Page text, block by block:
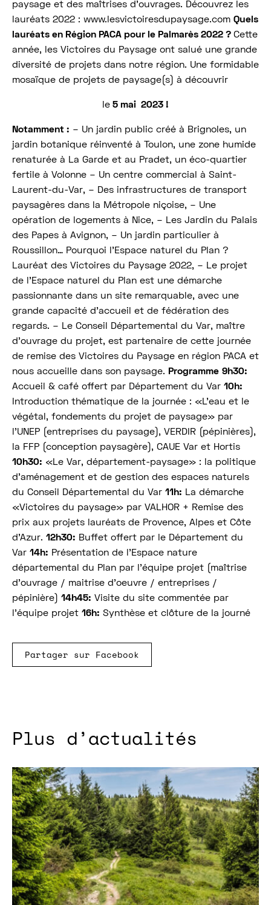
paysage et des maîtrises d’ouvrages. Découvrez les
lauréats 2022 : www.lesvictoiresdupaysage.com Quels
lauréats en Région PACA pour le Palmarès 2022 ? Cette
année, les Victoires du Paysage ont salué une grande
diversité de projets dans notre région. Une formidable
mosaïque de projets de paysage(s) à découvrir
le 5 mai 2023 !
Notamment : – Un jardin public créé à Brignoles, un
jardin botanique réinventé à Toulon, une zone humide
renaturée à La Garde et au Pradet, un éco-quartier
fertile à Volonne – Un centre commercial à Saint-
Laurent-du-Var, – Des infrastructures de transport
paysagères dans la Métropole niçoise, – Une
opération de logements à Nice, – Les Jardin du Palais
des Papes à Avignon, – Un jardin particulier à
Roussillon… Pourquoi l’Espace naturel du Plan ?
Lauréat des Victoires du Paysage 2022, – Le projet
de l’Espace naturel du Plan est une démarche
passionnante dans un site remarquable, avec une
grande capacité d’accueil et de fédération des
regards. – Le Conseil Départemental du Var, maître
d’ouvrage du projet, est partenaire de cette journée
de remise des Victoires du Paysage en région PACA et
nous accueille dans son paysage.
Programme 9h30:
Accueil & café offert par Département du Var 10h:
Introduction thématique de la journée : «L’eau et le
végétal, fondements du projet de paysage» par
l’UNEP (entreprises du paysage), VERDIR (pépinières),
la FFP (conception paysagère), CAUE Var et Hortis
10h30: «Le Var, département-paysage» : la politique
d’aménagement et de gestion des espaces naturels
du Conseil Départemental du Var 11h: La démarche
«Victoires du paysage» par VALHOR + Remise des
prix aux projets lauréats de Provence, Alpes et Côte
d’Azur. 12h30: Buffet offert par le Département du
Var 14h: Présentation de l’Espace nature
départemental du Plan par l’équipe projet (maîtrise
d’ouvrage / maitrise d’oeuvre / entreprises /
pépinière) 14h45: Visite du site commentée par
l’équipe projet 16h: Synthèse et clôture de la journé
Partager sur Facebook
Plus d’actualités